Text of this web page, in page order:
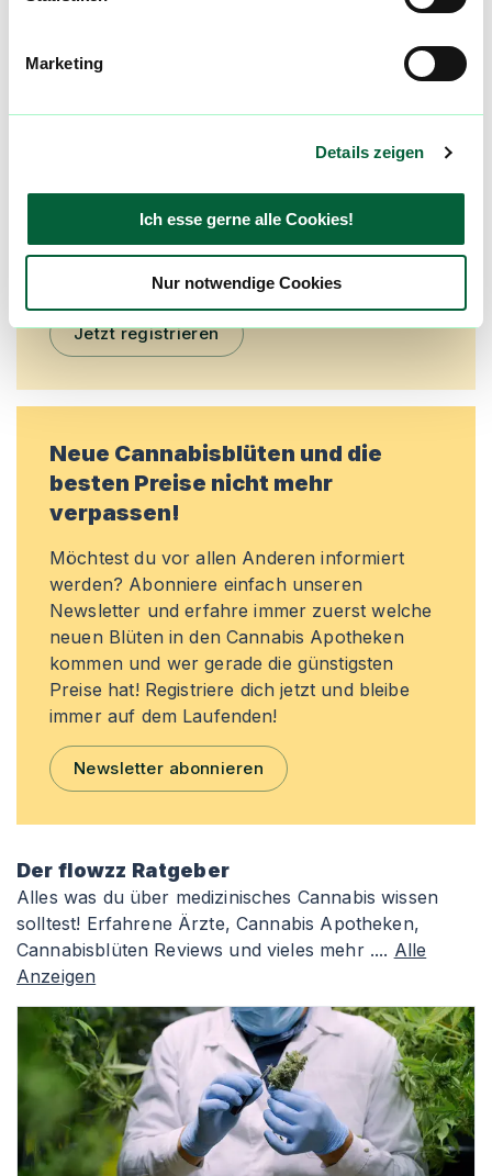
Marketing
Details zeigen
Ich esse gerne alle Cookies!
Nur notwendige Cookies
Community
aktualisiert! Hilf uns mit Deinen Kommentaren
Lieblingsblüten zu merken, rechtzeitig über
Preisreduktionen informiert zu werden und
exklusive Angebote zu erhalten!
Jetzt registrieren
Neue Cannabisblüten und die
besten Preise nicht mehr
verpassen!
Möchtest du vor allen Anderen informiert
werden? Abonniere einfach unseren
Newsletter und erfahre immer zuerst welche
neuen Blüten in den Cannabis Apotheken
kommen und wer gerade die günstigsten
Preise hat! Registriere dich jetzt und bleibe
immer auf dem Laufenden!
Newsletter abonnieren
Der flowzz Ratgeber
Alles was du über medizinisches Cannabis wissen
solltest! Erfahrene Ärzte, Cannabis Apotheken,
Cannabisblüten Reviews und vieles mehr .... Alle
Anzeigen